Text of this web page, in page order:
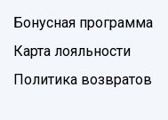
Бонусная программа
Карта лояльности
Политика возвратов